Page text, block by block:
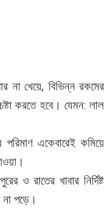
না খেয়ে, বিভিন্ন রকমের
করতে হবে। যেমন: লাল
পরিমাণ একেবারেই কমিয়ে
ও রাতের খাবার নির্দিষ্ট
পড়ে।